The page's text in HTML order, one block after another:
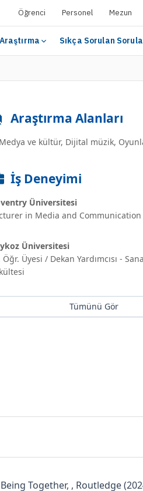
Öğrenci Personel Mezun
Araştırma Sıkça Sorulan
Araştırma Alanları
Medya ve kültür, Dijital müzik,
İş Deneyimi
Üniversitesi
in Media and Communication
Üniversitesi
Öğr. Üyesi / Dekan Yardımcısı -
Tümünü Gör
Together, , Routledge